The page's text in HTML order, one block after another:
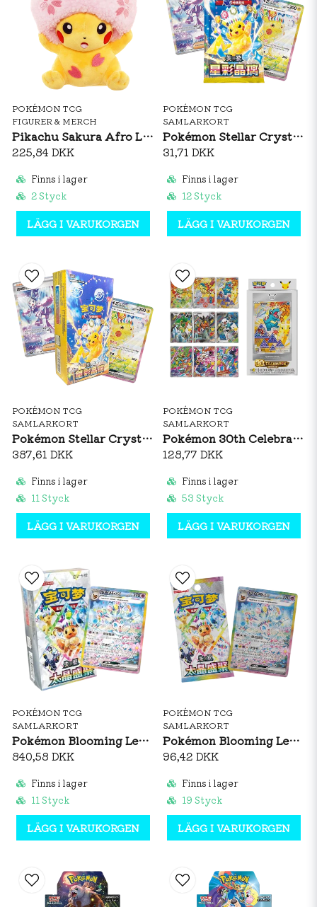
POKÉMON TCG
FIGURER & MERCH
Pikachu Sakura Afro Limited Edition Plush
225,84 DKK
Finns i lager
2 Styck
LÄGG I VARUKORGEN
POKÉMON TCG
SAMLARKORT
Pokémon Stellar Crystal Booster Pack (S-CH)
31,71 DKK
Finns i lager
12 Styck
LÄGG I VARUKORGEN
POKÉMON TCG
SAMLARKORT
Pokémon Stellar Crystal Booster Box (S-CH)
387,61 DKK
Finns i lager
11 Styck
LÄGG I VARUKORGEN
POKÉMON TCG
SAMLARKORT
Pokémon 30th Celebration Original Partner Card Set Vol. 2 (S-CH)
128,77 DKK
Finns i lager
53 Styck
LÄGG I VARUKORGEN
POKÉMON TCG
SAMLARKORT
Pokémon Blooming Legends Booster Box (S-CH)
840,58 DKK
Finns i lager
11 Styck
LÄGG I VARUKORGEN
POKÉMON TCG
SAMLARKORT
Pokémon Blooming Legends Booster Pack (S-CH)
96,42 DKK
Finns i lager
19 Styck
LÄGG I VARUKORGEN